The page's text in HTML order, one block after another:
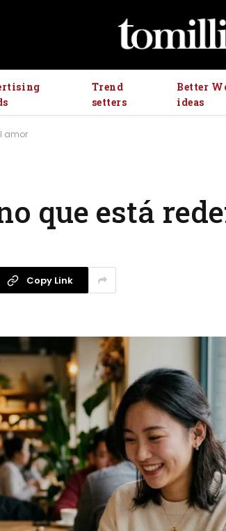
Trend
setters
Better
ideas
amor
que está
Copy Link
3